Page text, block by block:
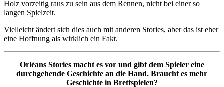
Holz vorzeitig raus zu sein aus dem Rennen, nicht bei einer so
langen Spielzeit.
Vielleicht ändert sich dies auch mit anderen Stories, aber das ist eher
eine Hoffnung als wirklich ein Fakt.
Orléans Stories macht es vor und gibt dem Spieler eine
durchgehende Geschichte an die Hand. Braucht es mehr
Geschichte in Brettspielen?